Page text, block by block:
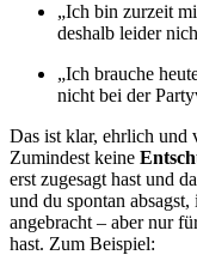
„Ich bin zurzeit
deshalb leider
„Ich brauche
nicht bei der
Das ist klar, ehrlich und
Zumindest keine
erst zugesagt hast und
und du spontan
angebracht – aber nur
hast. Zum Beispiel: